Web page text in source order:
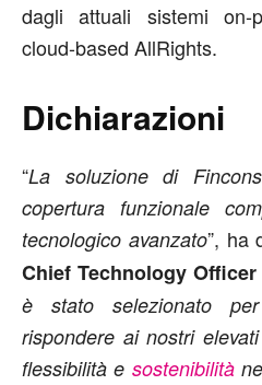
dagli attuali sistemi on-
cloud-based AllRights.
Dichiarazioni
“La soluzione di
copertura funzionale
tecnologico avanzato”, ha
Chief Technology
è stato selezionato
rispondere ai nostri
flessibilità e sostenibilità